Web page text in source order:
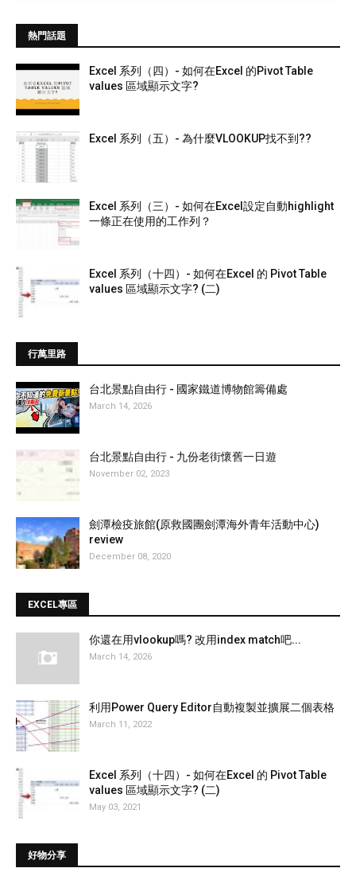
熱門話題
Excel 系列（四）- 如何在Excel 的Pivot Table
values 區域顯示文字?
Excel 系列（五）- 為什麼VLOOKUP找不到??
Excel 系列（三）- 如何在Excel設定自動highlight
一條正在使用的工作列？
Excel 系列（十四）- 如何在Excel 的 Pivot Table
values 區域顯示文字? (二)
行萬里路
台北景點自由行 - 國家鐵道博物館籌備處
March 14, 2026
台北景點自由行 - 九份老街懷舊一日遊
November 02, 2023
劍潭檢疫旅館(原救國團劍潭海外青年活動中心)
review
December 08, 2020
EXCEL專區
你還在用vlookup嗎? 改用index match吧...
March 14, 2026
利用Power Query Editor自動複製並擴展二個表格
March 11, 2022
Excel 系列（十四）- 如何在Excel 的 Pivot Table
values 區域顯示文字? (二)
May 03, 2021
好物分享